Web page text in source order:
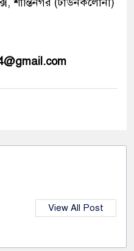
View All Post